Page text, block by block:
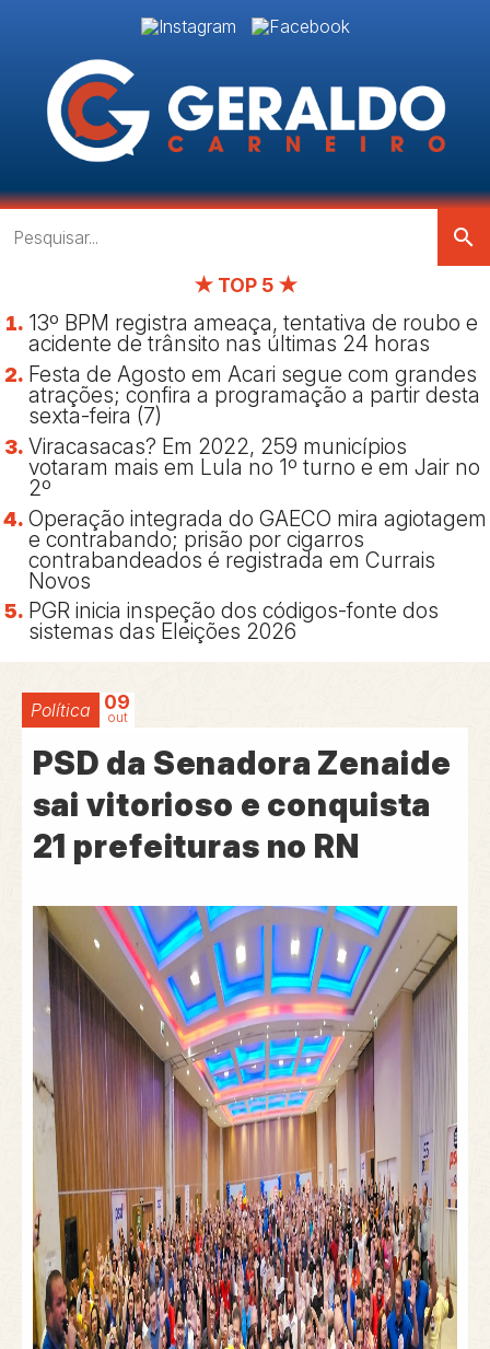
search
★ TOP 5 ★
13º BPM registra ameaça, tentativa de roubo e
acidente de trânsito nas últimas 24 horas
Festa de Agosto em Acari segue com grandes
atrações; confira a programação a partir desta
sexta-feira (7)
Viracasacas? Em 2022, 259 municípios
votaram mais em Lula no 1º turno e em Jair no
2º
Operação integrada do GAECO mira agiotagem
e contrabando; prisão por cigarros
contrabandeados é registrada em Currais
Novos
PGR inicia inspeção dos códigos-fonte dos
sistemas das Eleições 2026
Política 09
out
PSD da Senadora Zenaide
sai vitorioso e conquista
21 prefeituras no RN